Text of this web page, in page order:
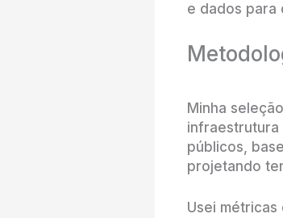
e dados para
Minha
infraestrutura
públicos,
projetando
Usei